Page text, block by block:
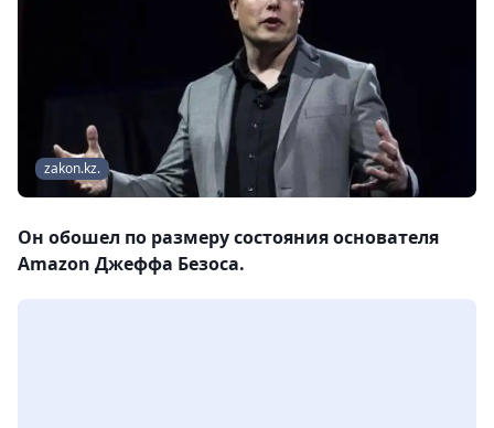
zakon.kz.
Он обошел по размеру состояния основателя
Amazon Джеффа Безоса.